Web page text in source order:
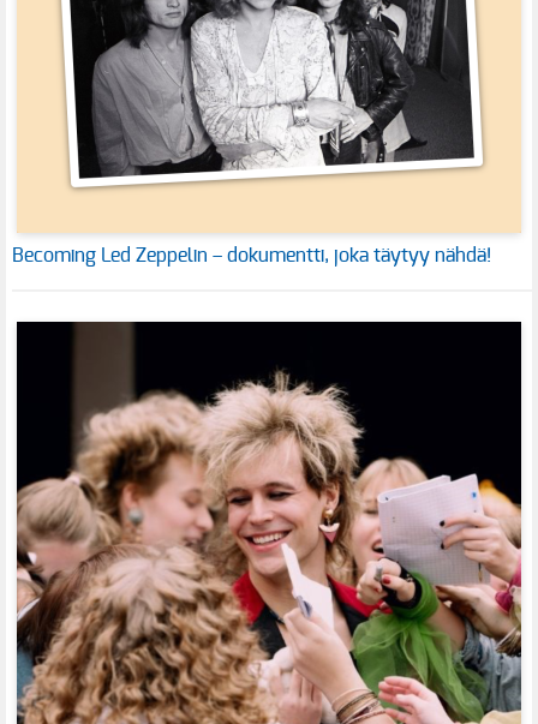
Becoming Led Zeppelin – dokumentti, joka täytyy nähdä!